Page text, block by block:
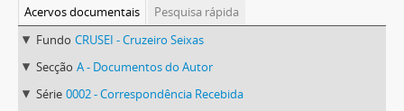
Acervos documentais
Pesquisa rápida
Fundo CRUSEI - Cruzeiro Seixas
Secção A - Documentos do Autor
Série 0002 - Correspondência Recebida